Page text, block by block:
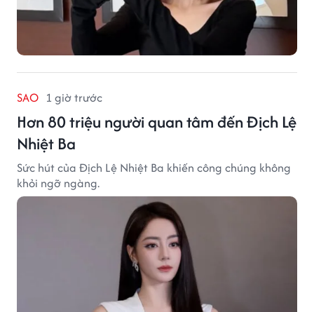
SAO 1 giờ trước
Hơn 80 triệu người quan tâm đến Địch Lệ
Nhiệt Ba
Sức hút của Địch Lệ Nhiệt Ba khiến công chúng không
khỏi ngỡ ngàng.